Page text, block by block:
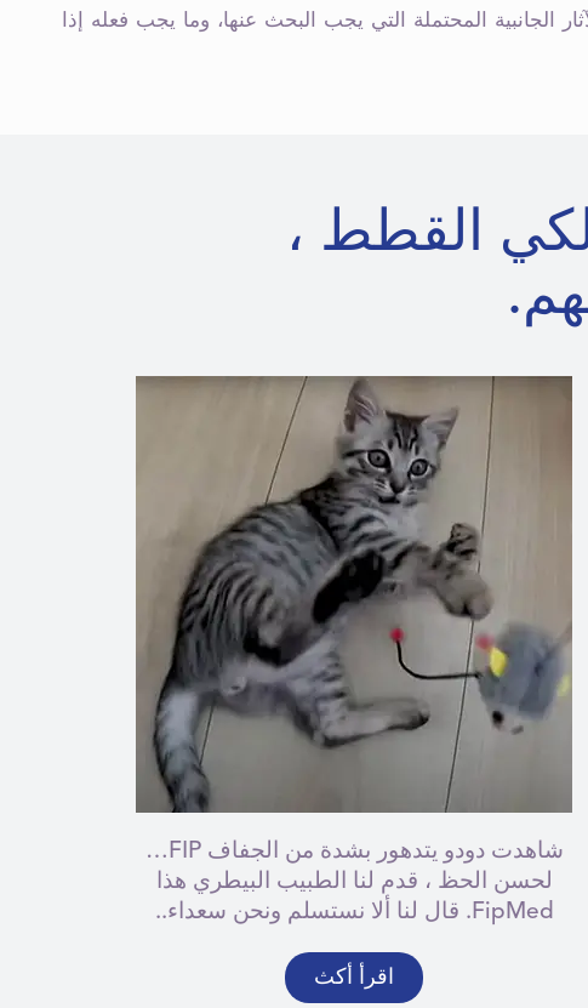
الجانبية المحتملة التي يجب البحث عنها، وما يجب فعله إذا
القطط ،
شاهدت دودو يتدهور بشدة من الجفاف FIP…
لحسن الحظ ، قدم لنا الطبيب البيطري هذا
FipMed. قال لنا ألا نستسلم ونحن سعداء..
اقرأ أكث